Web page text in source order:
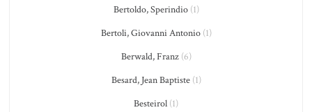
Bertoldo, Sperindio(1)
Bertoli, Giovanni Antonio(1)
Berwald, Franz(6)
Besard, Jean Baptiste(1)
Besteirol (1)